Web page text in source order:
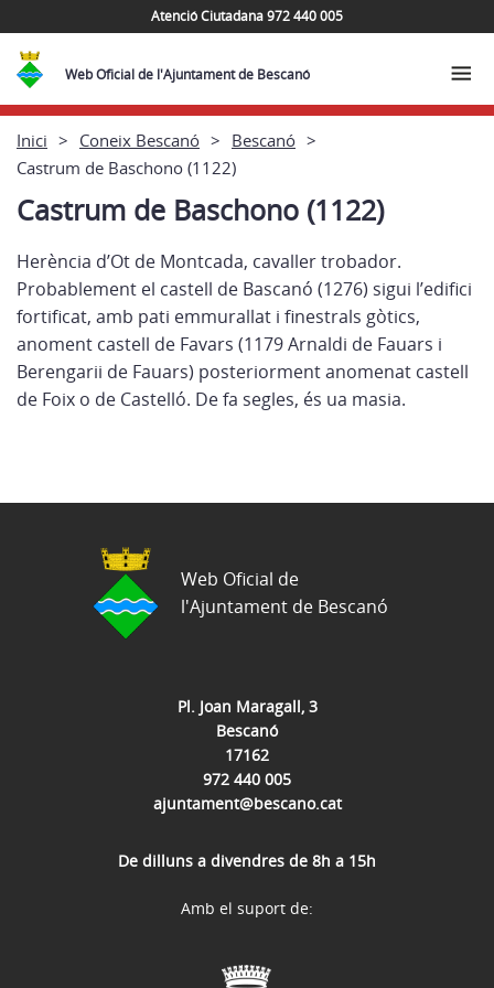
Atenció Ciutadana 972 440 005
Web Oficial de l'Ajuntament de Bescanó
Inici Coneix Bescanó
Bescanó
Castrum de Baschono (1122)
Castrum de Baschono (1122)
Herència d’Ot de Montcada, cavaller trobador.
Probablement el castell de Bascanó (1276) sigui l’edifici
fortificat, amb pati emmurallat i finestrals gòtics,
anoment castell de Favars (1179 Arnaldi de Fauars i
Berengarii de Fauars) posteriorment anomenat castell
de Foix o de Castelló. De fa segles, és ua masia.
Pl. Joan Maragall, 3
Bescanó
17162
972 440 005
ajuntament@bescano.cat
De dilluns a divendres de 8h a 15h
Web Oficial de
l'Ajuntament de Bescanó
Amb el suport de: